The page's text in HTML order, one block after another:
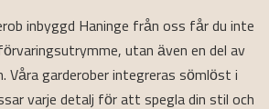
inbyggd Haninge från oss får du inte
utan även en del av
Våra garderober integreras sömlöst i
varje detalj för att spegla din stil och